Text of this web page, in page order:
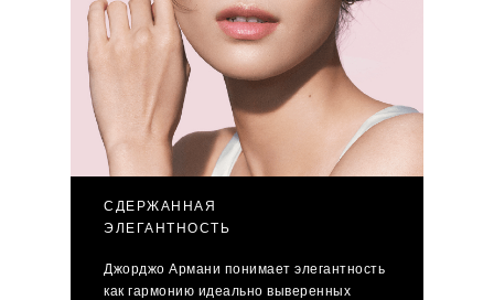
СДЕРЖАННАЯ
ЭЛЕГАНТНОСТЬ
Джорджо Армани понимает элегантность
как гармонию идеально выверенных